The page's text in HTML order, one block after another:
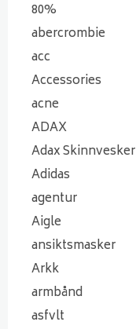
80%
abercrombie
acc
Accessories
acne
ADAX
Adax Skinnvesker
Adidas
agentur
Aigle
ansiktsmasker
Arkk
armbånd
asfvlt